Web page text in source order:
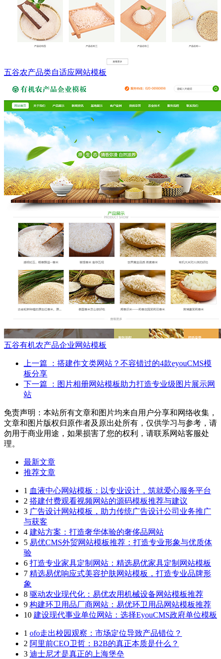
五谷农产品类自适应网站模板
五谷有机农产品企业网站模板
上一篇
：搭建作文类网站？不容错过的4款eyouCMS模
板分享
下一篇
：图片相册网站模板助力打造专业级图片展示网
站
免责声明：本站所有文章和图片均来自用户分享和网络收集，
文章和图片版权归原作者及原出处所有，仅供学习与参考，请
勿用于商业用途，如果损害了您的权利，请联系网站客服处
理。
最新文章
推荐文章
1 血液中心网站模板：以专业设计，筑就爱心服务平台
2 搭建付费观看视频网站的源码模板推荐与建议
3 广告设计网站模板，助力传统广告设计公司业务推广
与获客
4 建站方案：打造奢华体验的奢侈品网站
5 易优CMS外贸网站模板推荐：打造专业形象与优质体
验
6 打造专业家具定制网站：精选易优家具定制网站模板
7 精选易优响应式美容护肤网站模板，打造专业品牌形
象
8 驱动农业现代化：易优农用机械设备网站模板推荐
9 构建环卫用品厂商网站：易优环卫用品网站模板推荐
10 建设现代事业单位网站：选择EyouCMS政府单位模板
1 ofo走出校园观察：市场定位导致产品错位？
2 阿里前CEO卫哲：B2B的真正本质是什么？
3 迪士尼才是真正的上海堡垒